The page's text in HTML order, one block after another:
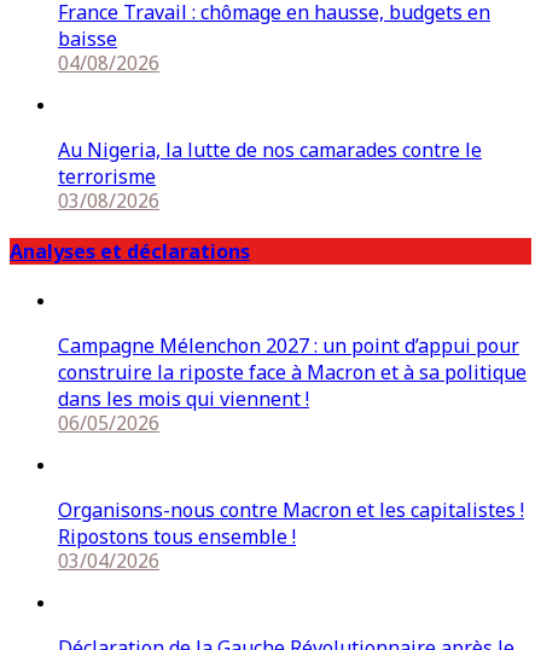
France Travail : chômage en hausse, budgets en
baisse
04/08/2026
Au Nigeria, la lutte de nos camarades contre le
terrorisme
03/08/2026
Analyses et déclarations
Campagne Mélenchon 2027 : un point d’appui pour
construire la riposte face à Macron et à sa politique
dans les mois qui viennent !
06/05/2026
Organisons-nous contre Macron et les capitalistes !
Ripostons tous ensemble !
03/04/2026